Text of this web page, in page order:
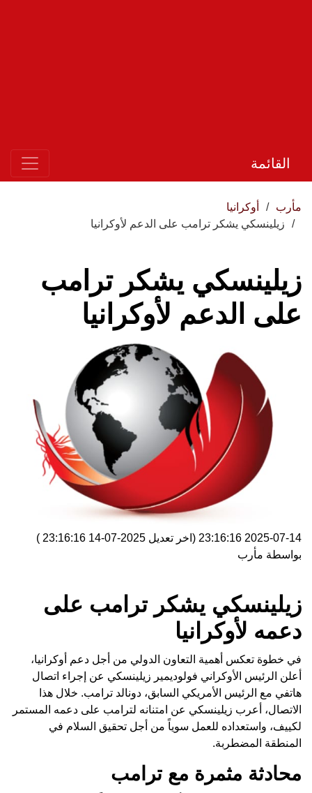
القائمة
مأرب
أوكرانيا
زيلينسكي يشكر ترامب على الدعم لأوكرانيا
زيلينسكي يشكر ترامب
على الدعم لأوكرانيا
2025-07-14 23:16:16 (اخر تعديل 2025-07-14 23:16:16
)
بواسطة مأرب
زيلينسكي يشكر ترامب على
دعمه لأوكرانيا
في خطوة تعكس أهمية التعاون الدولي من أجل دعم أوكرانيا،
أعلن الرئيس الأوكراني فولوديمير زيلينسكي عن إجراء اتصال
هاتفي مع الرئيس الأمريكي السابق، دونالد ترامب. خلال هذا
الاتصال، أعرب زيلينسكي عن امتنانه لترامب على دعمه المستمر
لكييف، واستعداده للعمل سوياً من أجل تحقيق السلام في
المنطقة المضطربة.
محادثة مثمرة مع ترامب